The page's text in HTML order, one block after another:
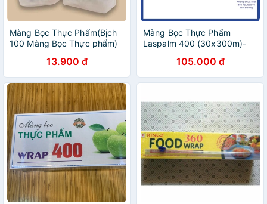
Màng Bọc Thực Phẩm(Bịch
100 Màng Bọc Thực phẩm)
13.900 đ
Màng Bọc Thực Phẩm
Laspalm 400 (30x300m)-
105.000 đ